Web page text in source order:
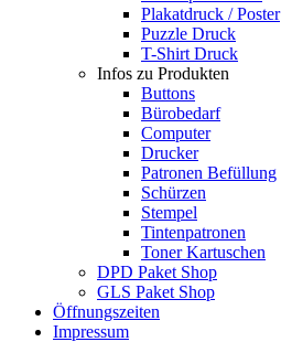
Plakatdruck / Poster
Puzzle Druck
T-Shirt Druck
Infos zu Produkten
Buttons
Bürobedarf
Computer
Drucker
Patronen Befüllung
Schürzen
Stempel
Tintenpatronen
Toner Kartuschen
DPD Paket Shop
GLS Paket Shop
Öffnungszeiten
Impressum